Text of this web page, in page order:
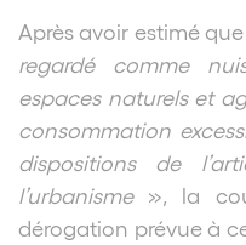
Après avoir estimé
regardé comme
espaces naturels et
consommation
dispositions de
l’urbanisme», la
dérogation prévue à